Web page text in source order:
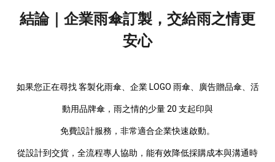
結論｜企業雨傘訂製，交給雨之情更
安心
如果您正在尋找 客製化雨傘、企業 LOGO 雨傘、廣告贈品傘、活
動用品牌傘，雨之情的少量 20 支起印與
免費設計服務，非常適合企業快速啟動。
從設計到交貨，全流程專人協助，能有效降低採購成本與溝通時